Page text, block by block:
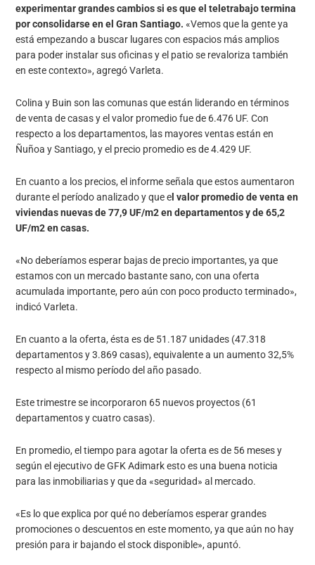
experimentar grandes cambios si es que el teletrabajo termina
por consolidarse en el Gran Santiago.«Vemos que la gente ya
está empezando a buscar lugares con espacios más amplios
para poder instalar sus oficinas y el patio se revaloriza también
en este contexto», agregó Varleta.
Colina y Buin son las comunas que están liderando en términos
de venta de casas y el valor promedio fue de 6.476 UF. Con
respecto a los departamentos, las mayores ventas están en
Ñuñoa y Santiago, y el precio promedio es de 4.429 UF.
En cuanto a los precios, el informe señala que estos aumentaron
durante el período analizado y que e l valor promedio de venta en
viviendas nuevas de 77,9 UF/m2 en departamentos y de 65,2
UF/m2 en casas.
«No deberíamos esperar bajas de precio importantes, ya que
estamos con un mercado bastante sano, con una oferta
acumulada importante, pero aún con poco producto terminado»,
indicó Varleta.
En cuanto a la oferta, ésta es de 51.187 unidades (47.318
departamentos y 3.869 casas), equivalente a un aumento 32,5%
respecto al mismo período del año pasado.
Este trimestre se incorporaron 65 nuevos proyectos (61
departamentos y cuatro casas).
En promedio, el tiempo para agotar la oferta es de 56 meses y
según el ejecutivo de GFK Adimark esto es una buena noticia
para las inmobiliarias y que da «seguridad» al mercado.
«Es lo que explica por qué no deberíamos esperar grandes
promociones o descuentos en este momento, ya que aún no hay
presión para ir bajando el stock disponible», apuntó.